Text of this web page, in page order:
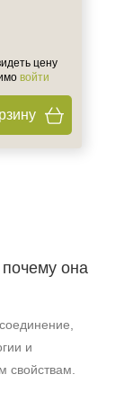
цену
войти
почему она
и
свойствам.